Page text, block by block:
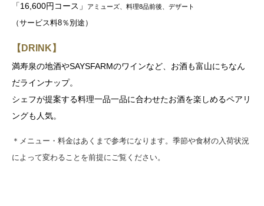
「16,600円コース」 アミューズ、料理8品前後、デザート
（サービス料8％別途）
【DRINK】
満寿泉の地酒やSAYSFARMのワインなど、お酒も富山にちなん
だラインナップ。
シェフが提案する料理一品一品に合わせたお酒を楽しめるペアリ
ングも人気。
＊ メニュー・料金はあくまで参考になります。季節や食材の入荷状況
によって変わることを前提にご覧ください。